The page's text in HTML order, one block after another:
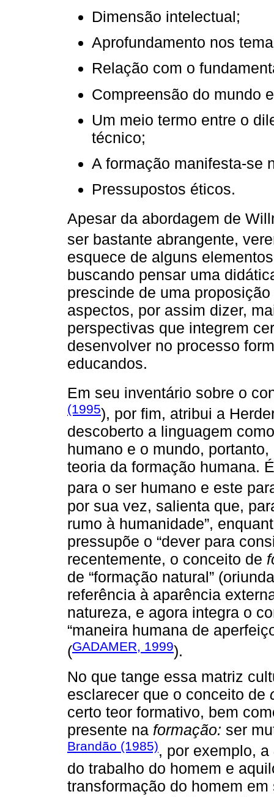
Dimensão intelectual;
Aprofundamento nos
Relação com o
Compreensão do mundo
Um meio termo entre o
técnico;
A formação manifesta-se
Pressupostos éticos.
Apesar da abordagem de
ser bastante abrangente,
esquece de alguns
buscando pensar uma
prescinde de uma
aspectos, por assim dizer,
perspectivas que integrem
desenvolver no processo
educandos.
Em seu inventário sobre o
(1995), por fim, atribui a
descoberto a linguagem
humano e o mundo,
teoria da formação humana.
para o ser humano e este
por sua vez, salienta que,
rumo à humanidade”,
pressupõe o “dever para
recentemente, o conceito de
de “formação natural”
referência à aparência
natureza, e agora integra o
“maneira humana de
(GADAMER, 1999).
No que tange essa matriz
esclarecer que o conceito de
certo teor formativo, bem
presente na formação: ser
Brandão (1985), por exemplo, a
do trabalho do homem e
transformação do homem